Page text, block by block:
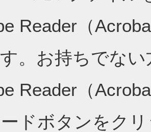
Reader（
。お持ちでな
Reader（
ドボタンをク